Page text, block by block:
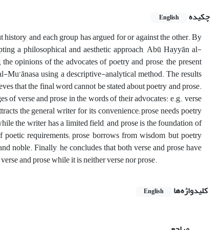
چکیده
English
and each group has argued for or against the other. By
a philosophical and aesthetic approach, Abū Hayyān al-
opinions of the advocates of poetry and prose, the present
using a descriptive-analytical method. The results
that the final word cannot be stated about poetry and prose.
of verse and prose in the words of their advocates: e.g., verse
the general writer for its convenience; prose needs poetry
the writer has a limited field, and prose is the foundation of
requirements; prose borrows from wisdom but poetry
noble. Finally, he concludes that both verse and prose have
and prose while it is neither verse nor prose.
کلیدواژه‌ها
English